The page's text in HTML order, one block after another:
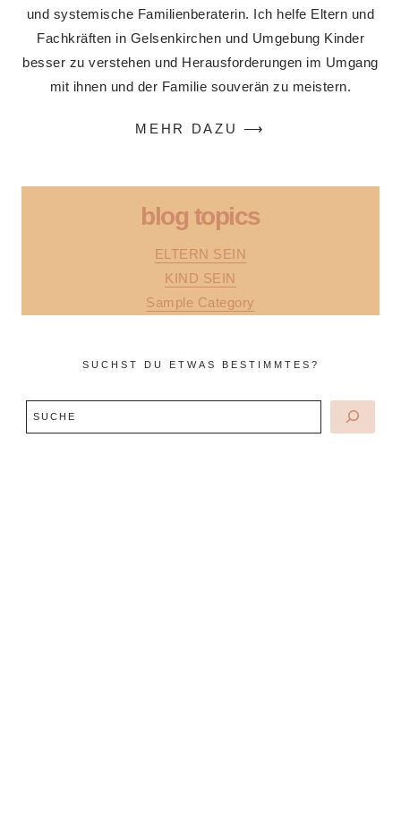
und systemische Familienberaterin. Ich helfe Eltern und
Fachkräften in Gelsenkirchen und Umgebung Kinder
besser zu verstehen und Herausforderungen im Umgang
mit ihnen und der Familie souverän zu meistern.
MEHR DAZU ⟶
blog topics
ELTERN SEIN
KIND SEIN
Sample Category
SUCHST DU ETWAS BESTIMMTES?